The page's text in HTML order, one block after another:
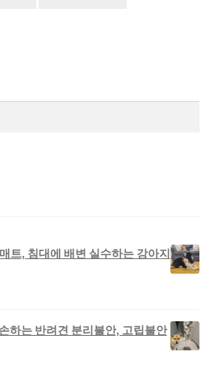
트, 침대에 배변 실수하는 강아지
하는 반려견 분리불안, 고립불안